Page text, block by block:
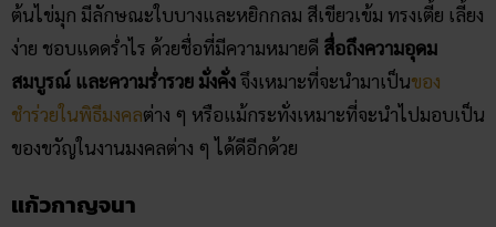
ต้นไข่มุก มีลักษณะใบบางและหยิกกลม สีเขียวเข้ม ทรงเตี้ย เลี้ยง
ง่าย ชอบแดดร่ำไร ด้วยชื่อที่มีความหมายดี สื่อถึงความอุดม
สมบูรณ์ และความร่ำรวย มั่งคั่งจึงเหมาะที่จะนำมาเป็นของ
ชำร่วยในพิธีมงคลต่าง ๆ หรือแม้กระทั่งเหมาะที่จะนำไปมอบเป็น
ของขวัญในงานมงคลต่าง ๆ ได้ดีอีกด้วย
แก้วกาญจนา